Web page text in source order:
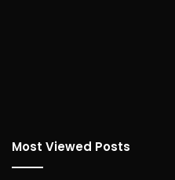
Most Viewed Posts